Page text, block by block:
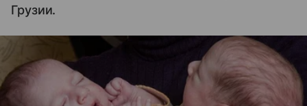
Грузии.